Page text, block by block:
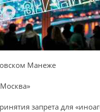
Манеже
запрета для